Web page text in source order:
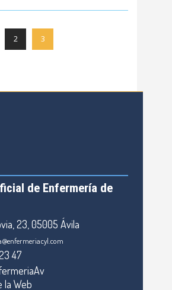
2 3
de Enfermería de
23, 05005 Ávila
47
la Web